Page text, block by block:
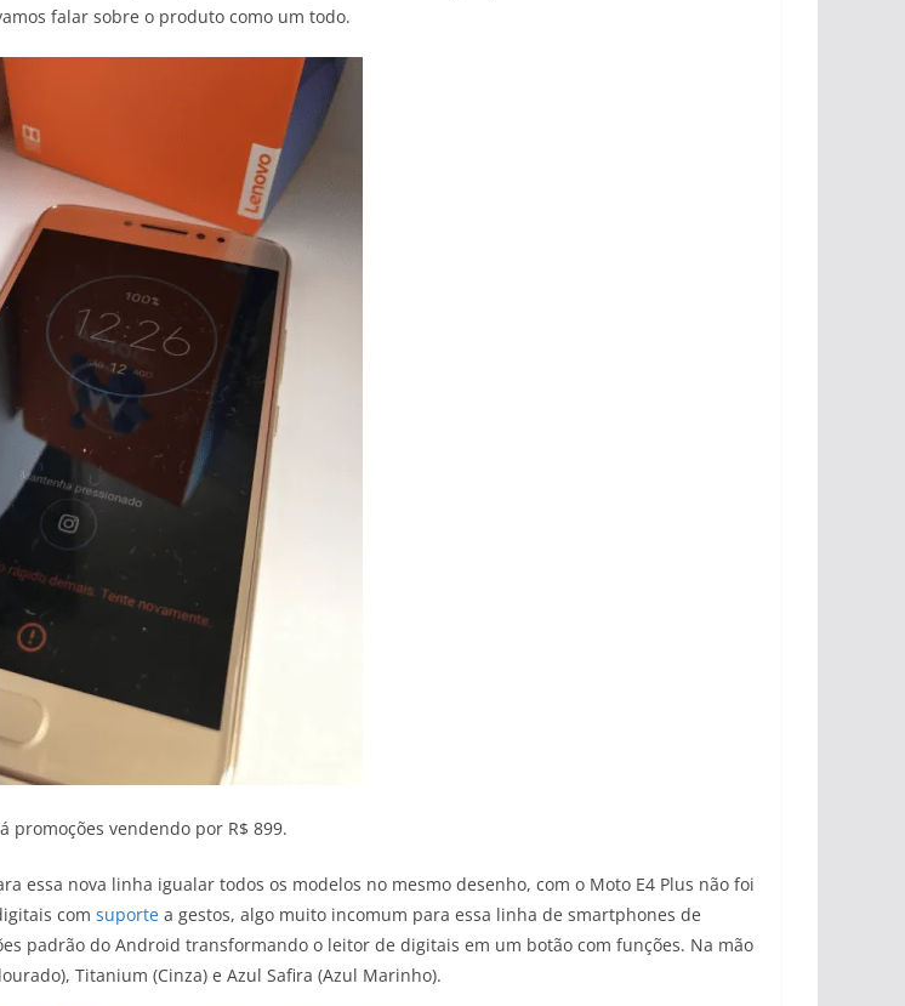
falar sobre o produto como um todo.
promoções vendendo por R$ 899.
essa nova linha igualar todos os modelos no mesmo desenho, com o Moto E4 Plus não foi
com suporte a gestos, algo muito incomum para essa linha de smartphones de
padrão do Android transformando o leitor de digitais em um botão com funções. Na mão
Titanium (Cinza) e Azul Safira (Azul Marinho).